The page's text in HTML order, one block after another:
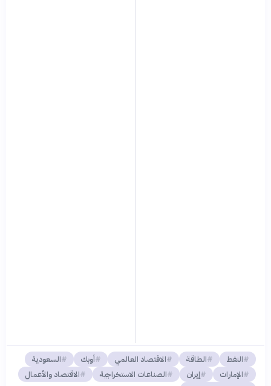
النفط الطاقة الاقتصاد العالمي أوبك
السعودية
الإمارات
إيران الصناعات الاستخراجية
الاقتصاد والأعمال